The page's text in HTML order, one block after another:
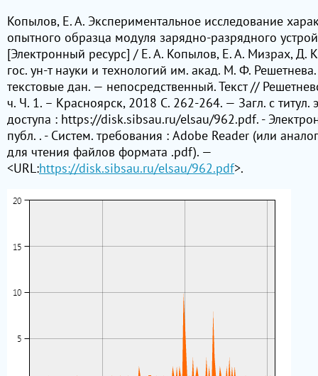
Копылов, Е. А. Экспериментальное исследование
опытного образца модуля зарядно-разрядного
[Электронный ресурс] / Е. А. Копылов, Е. А. Мизрах, Д.
гос. ун-т науки и технологий им. акад. М. Ф.
текстовые дан. — непосредственный. Текст //
ч. Ч. 1. – Красноярск, 2018 C. 262-264. — Загл. с
доступа : https://disk.sibsau.ru/elsau/962.pdf. -
публ. . - Систем. требования : Adobe Reader (или
для чтения файлов формата .pdf). —
<URL:https://disk.sibsau.ru/elsau/962.pdf>.